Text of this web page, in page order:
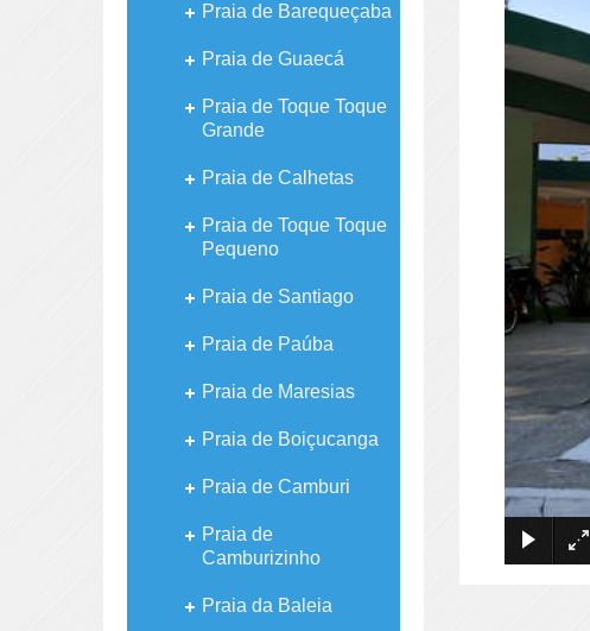
Praia de Barequeçaba
Praia de Guaecá
Praia de Toque Toque
Grande
Praia de Calhetas
Praia de Toque Toque
Pequeno
Praia de Santiago
Praia de Paúba
Praia de Maresias
Praia de Boiçucanga
Praia de Camburi
Praia de
Camburizinho
Praia da Baleia